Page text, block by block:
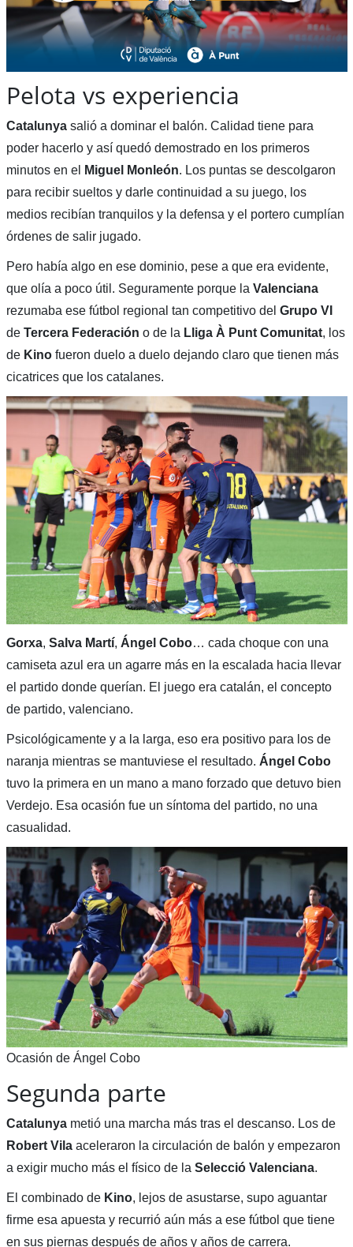
Pelota vs experiencia
Catalunyasalió a dominar el balón. Calidad tiene para
poder hacerlo y así quedó demostrado en los primeros
minutos en el
Miguel Monleón. Los puntas se descolgaron
para recibir sueltos y darle continuidad a su juego, los
medios recibían tranquilos y la defensa y el portero cumplían
órdenes de salir jugado.
Pero había algo en ese dominio, pese a que era evidente,
que olía a poco útil. Seguramente porque la Valenciana
rezumaba ese fútbol regional tan competitivo del Grupo VI
de Tercera Federación o de la Lliga À Punt Comunitat, los
de Kinofueron duelo a duelo dejando claro que tienen más
cicatrices que los catalanes.
Gorxa, Salva Martí, Ángel Cobo… cada choque con una
camiseta azul era un agarre más en la escalada hacia llevar
el partido donde querían. El juego era catalán, el concepto
de partido, valenciano.
Psicológicamente y a la larga, eso era positivo para los de
naranja mientras se mantuviese el resultado. Ángel Cobo
tuvo la primera en un mano a mano forzado que detuvo bien
Verdejo. Esa ocasión fue un síntoma del partido, no una
casualidad.
Ocasión de Ángel Cobo
Segunda parte
Catalunyametió una marcha más tras el descanso. Los de
Robert Vilaaceleraron la circulación de balón y empezaron
a exigir mucho más el físico de la Selecció Valenciana.
El combinado de Kino, lejos de asustarse, supo aguantar
firme esa apuesta y recurrió aún más a ese fútbol que tiene
en sus piernas después de años y años de carrera.